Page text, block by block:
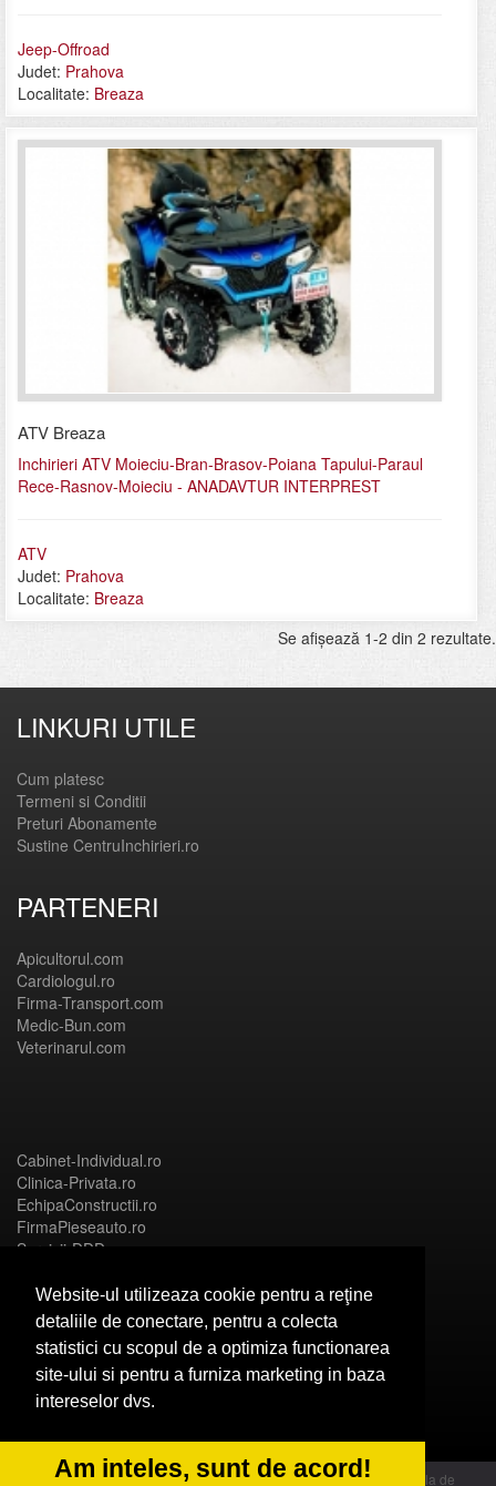
Website-ul utilizeaza cookie pentru a reţine
detaliile de conectare, pentru a colecta
statistici cu scopul de a optimiza functionarea
site-ului si pentru a furniza marketing in baza
intereselor dvs.
Am inteles, sunt de acord!
Jeep-Offroad
Judet: Prahova
Localitate: Breaza
ATV Breaza
Inchirieri ATV Moieciu-Bran-Brasov-Poiana Tapului-Paraul
Rece-Rasnov-Moieciu - ANADAVTUR INTERPREST
ATV
Judet: Prahova
Localitate: Breaza
Se afişează 1-2 din 2 rezultate.
LINKURI UTILE
Cum platesc
Termeni si Conditii
Preturi Abonamente
Sustine CentruInchirieri.ro
PARTENERI
Apicultorul.com
Cardiologul.ro
Firma-Transport.com
Medic-Bun.com
Veterinarul.com
Cabinet-Individual.ro
Clinica-Privata.ro
EchipaConstructii.ro
FirmaPieseauto.ro
Servicii-DDD.com
Birouri-Cadastru.ro
CramaVinuri.ro
FirmaTractariAuto.ro
© 2014 Powered by OdinMedia | este inscrisa la Autoritatea Nationala de